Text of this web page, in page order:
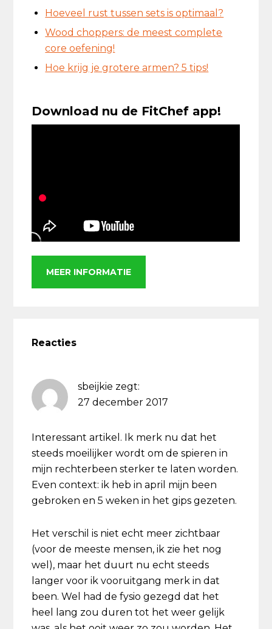
Hoeveel rust tussen sets is optimaal?
Wood choppers: de meest complete
core oefening!
Hoe krijg je grotere armen? 5 tips!
Download nu de FitChef app!
MEER INFORMATIE
Interacties
Reacties
sbeijkie zegt:
27 december 2017
Interessant artikel. Ik merk nu dat het
steeds moeilijker wordt om de spieren in
mijn rechterbeen sterker te laten worden.
Even context: ik heb in april mijn been
gebroken en 5 weken in het gips gezeten.
Het verschil is niet echt meer zichtbaar
(voor de meeste mensen, ik zie het nog
wel), maar het duurt nu echt steeds
langer voor ik vooruitgang merk in dat
been. Wel had de fysio gezegd dat het
heel lang zou duren tot het weer gelijk